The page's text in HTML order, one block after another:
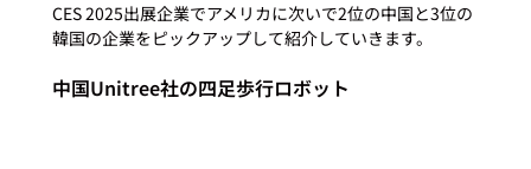
CES 2025出展企業でアメリカに次いで2位の中国と3位の
中国Unitree社の四足歩行ロボット